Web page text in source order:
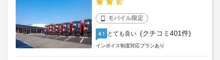
モバイル限定
4.1 とても良い (クチコミ401件)
インボイス制度対応プランあり